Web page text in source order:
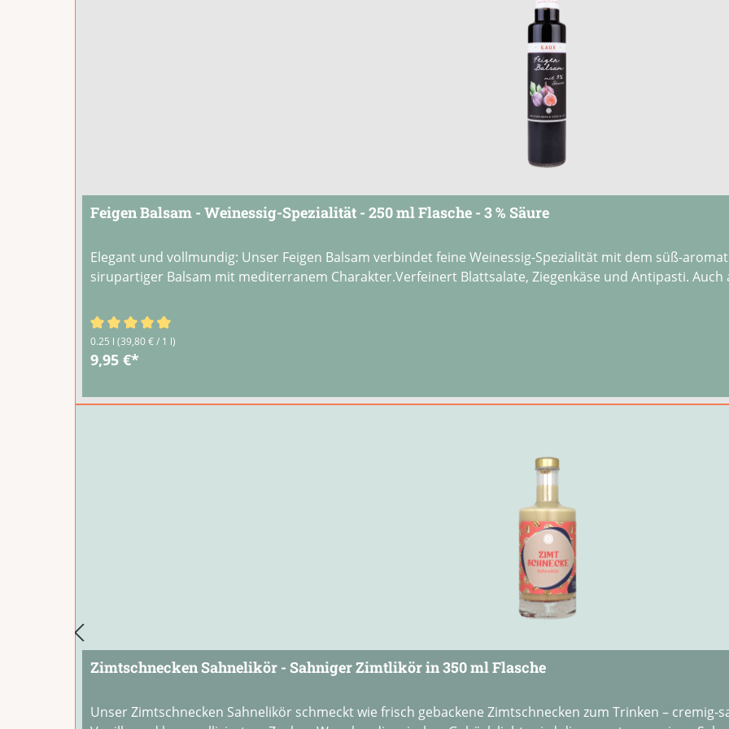
Feigen Balsam - Weinessig-Spezialität - 250 ml Flasche - 3 % Säure
Elegant und vollmundig: Unser Feigen Balsam verbindet feine Weinessig-Spezialität mit dem süß-
sirupartiger Balsam mit mediterranem Charakter.Verfeinert Blattsalate, Ziegenkäse und Antipasti. Auch
Durchschnittliche Bewertung von 4.67 von 5 Sternen
0.25 l (39,80 € / 1 l)
9,95 €*
Zimtschnecken Sahnelikör - Sahniger Zimtlikör in 350 ml Flasche
Unser Zimtschnecken Sahnelikör schmeckt wie frisch gebackene Zimtschnecken zum Trinken –